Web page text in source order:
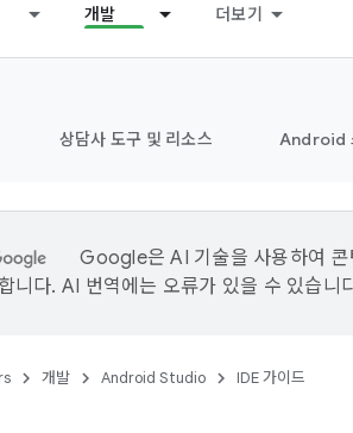
개발 더보기
상담사 도구 및 리소스 Android
Google은 AI 기술을 사용하여 콘
니다. AI 번역에는 오류가 있을 수 있습니
개발 Android Studio IDE 가이드